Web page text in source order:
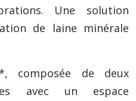
Une solution
de laine minérale
composée de deux
avec un espace